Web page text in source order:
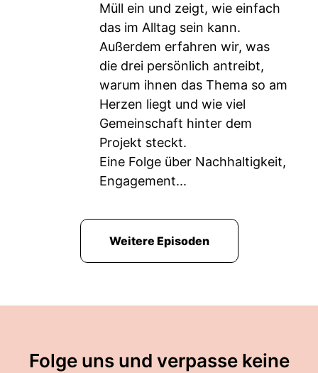
Müll ein und zeigt, wie einfach
das im Alltag sein kann.
Außerdem erfahren wir, was
die drei persönlich antreibt,
warum ihnen das Thema so am
Herzen liegt und wie viel
Gemeinschaft hinter dem
Projekt steckt.
Eine Folge über Nachhaltigkeit,
Engagement...
Weitere Episoden
Folge uns und verpasse keine